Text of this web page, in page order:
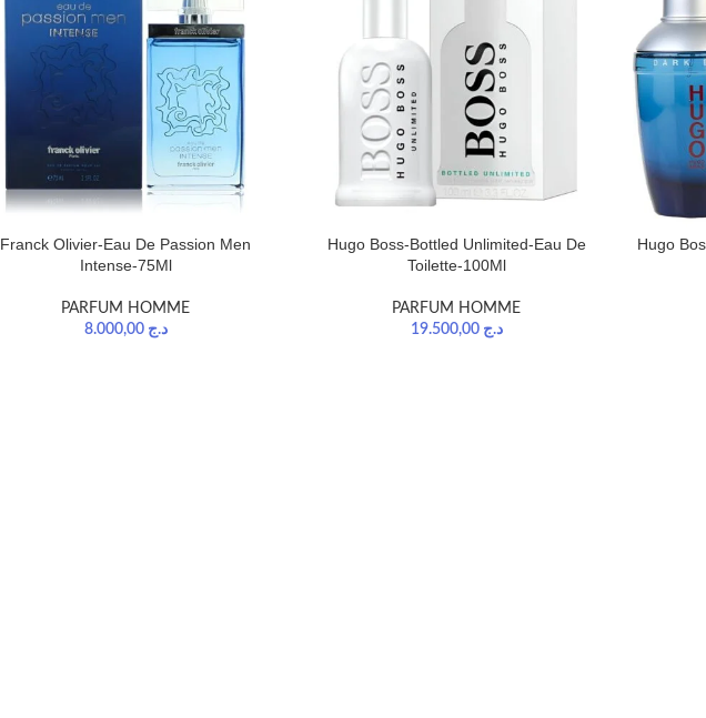
Franck Olivier-Eau De Passion Men
Intense-75Ml
PARFUM HOMME
د.ج 8.000,00
Hugo Boss-Bottled Unlimited-Eau De
Toilette-100Ml
PARFUM HOMME
د.ج 19.500,00
Hugo